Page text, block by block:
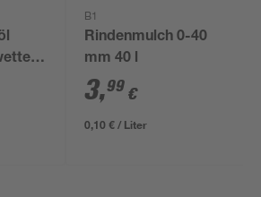
B1
Rindenmulch 0-40
mm 40 l
3,99 €
0,10 € / Liter